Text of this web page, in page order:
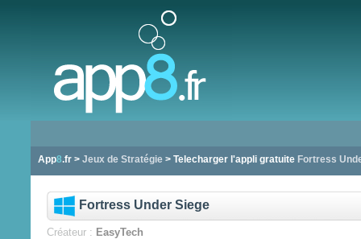
App8.fr > Jeux de Stratégie> Telecharger l'appli gratuite Fortress
Fortress Under Siege
Créateur : EasyTech